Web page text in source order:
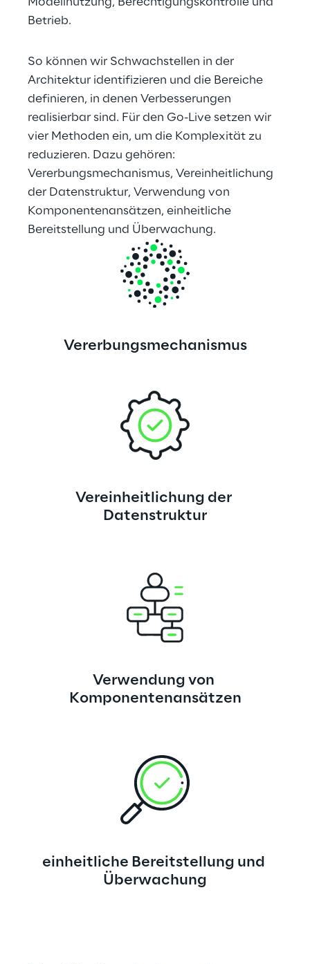
Betrieb.
So können wir Schwachstellen in der
Architektur identifizieren und die Bereiche
definieren, in denen Verbesserungen
realisierbar sind. Für den Go-Live setzen wir
vier Methoden ein, um die Komplexität zu
reduzieren. Dazu gehören:
Vererbungsmechanismus, Vereinheitlichung
der Datenstruktur, Verwendung von
Komponentenansätzen, einheitliche
Bereitstellung und Überwachung.
Vererbungsmechanismus
Vereinheitlichung der
Datenstruktur
Verwendung von
Komponentenansätzen
einheitliche Bereitstellung und
Überwachung